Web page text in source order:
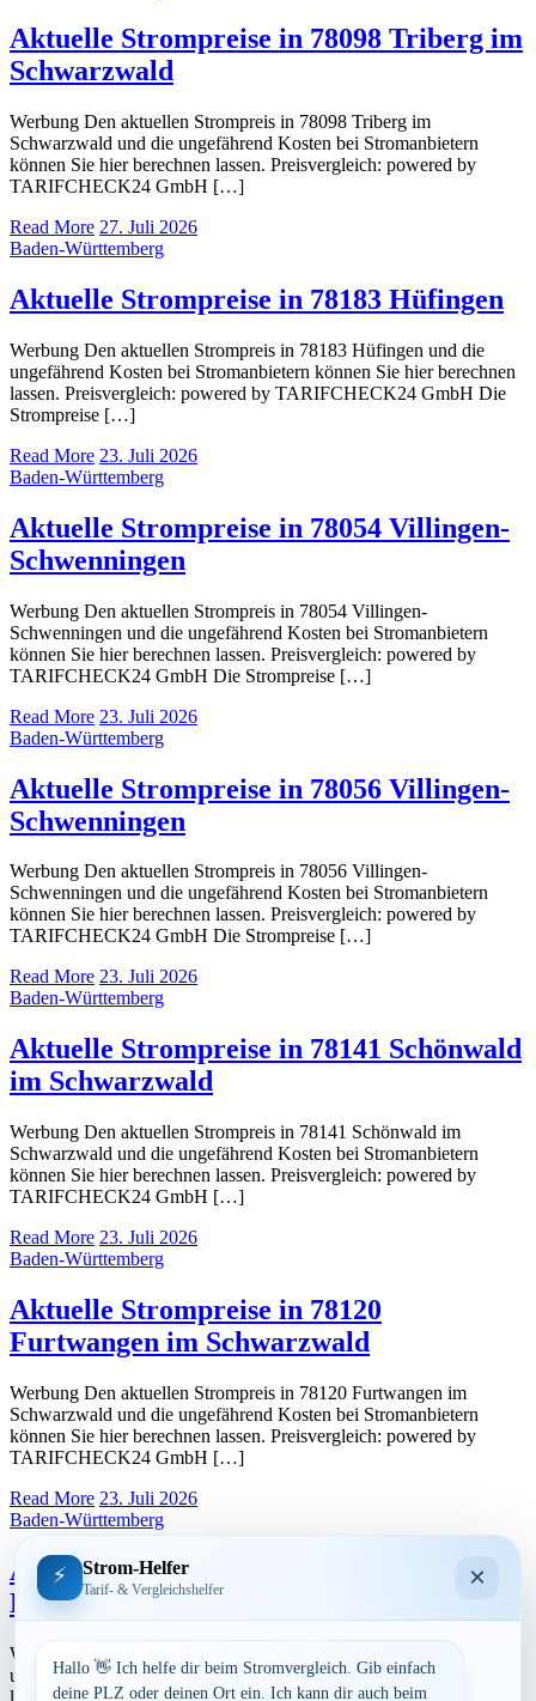
Aktuelle Strompreise in 78098 Triberg im
Schwarzwald
Werbung Den aktuellen Strompreis in 78098 Triberg im
Schwarzwald und die ungefährend Kosten bei Stromanbietern
können Sie hier berechnen lassen. Preisvergleich: powered by
TARIFCHECK24 GmbH […]
Read More 27. Juli 2026
Baden-Württemberg
Aktuelle Strompreise in 78183 Hüfingen
Werbung Den aktuellen Strompreis in 78183 Hüfingen und die
ungefährend Kosten bei Stromanbietern können Sie hier berechnen
lassen. Preisvergleich: powered by TARIFCHECK24 GmbH Die
Strompreise […]
Read More 23. Juli 2026
Baden-Württemberg
Aktuelle Strompreise in 78054 Villingen-
Schwenningen
Werbung Den aktuellen Strompreis in 78054 Villingen-
Schwenningen und die ungefährend Kosten bei Stromanbietern
können Sie hier berechnen lassen. Preisvergleich: powered by
TARIFCHECK24 GmbH Die Strompreise […]
Read More 23. Juli 2026
Baden-Württemberg
Aktuelle Strompreise in 78056 Villingen-
Schwenningen
Werbung Den aktuellen Strompreis in 78056 Villingen-
Schwenningen und die ungefährend Kosten bei Stromanbietern
können Sie hier berechnen lassen. Preisvergleich: powered by
TARIFCHECK24 GmbH Die Strompreise […]
Read More 23. Juli 2026
Baden-Württemberg
Aktuelle Strompreise in 78141 Schönwald
im Schwarzwald
Werbung Den aktuellen Strompreis in 78141 Schönwald im
Schwarzwald und die ungefährend Kosten bei Stromanbietern
können Sie hier berechnen lassen. Preisvergleich: powered by
TARIFCHECK24 GmbH […]
Read More 23. Juli 2026
Baden-Württemberg
Aktuelle Strompreise in 78120
Furtwangen im Schwarzwald
Werbung Den aktuellen Strompreis in 78120 Furtwangen im
Schwarzwald und die ungefährend Kosten bei Stromanbietern
können Sie hier berechnen lassen. Preisvergleich: powered by
TARIFCHECK24 GmbH […]
Read More 23. Juli 2026
Baden-Württemberg
Aktuelle Strompreise in 78073 Bad
Dürrheim
Werbung Den aktuellen Strompreis in 78073 Bad Dürrheim und die
ungefährend Kosten bei Stromanbietern können Sie hier berechnen
lassen. Preisvergleich: powered by TARIFCHECK24 GmbH Die
⚡ Strom-Helfer
Tarif- & Vergleichshelfer ×
Hallo 👋 Ich helfe dir beim Stromvergleich. Gib einfach
deine PLZ oder deinen Ort ein. Ich kann dir auch beim